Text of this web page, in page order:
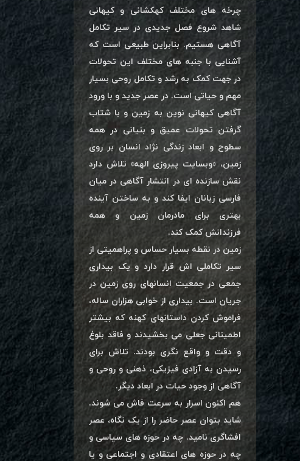
چرخه های مختلف کهکشانی و کیهانی
شاهد شروع فصل جدیدی در سیر تکامل
آگاهی هستیم. بنابراین طبیعی است که
آشنایی با جنبه های مختلف این تحولات
در جهت کمک به رشد و تکامل روحی بسیار
مهم و حیاتی است. در عصر جدید و با ورود
آگاهی کیهانی نوین به زمین و با شتاب
گرفتن تحولات عمیق و بنیانی در همه
سطوح و ابعاد زندگی نژاد انسان بر روی
زمین، «وبسایت پیروزی الهه» تلاش دارد
نقش سازنده ای در انتشار آگاهی در میان
فارسی زبانان ایفا کند و به ساختن آینده
بهتری برای مادرمان زمین و همه
فرزندانش کمک کند.
زمین در نقطه بسیار حساس و پراهمیتی از
سیر تکاملی اش قرار دارد و یک بیداری
جمعی در جمعیت انسانهای روی زمین در
جریان است. بیداری از خوابی هزاران ساله،
فراموش کردن داستانهای کهنه که بیشتر
اطمینانی جعلی می بخشیدند و فاقد بلوغ
و دقت و واقع نگری بودند. تلاش برای
رسیدن به آزادی فیزیکی، ذهنی و روحی و
آگاهی از وجود حیات در ابعاد دیگر.
هم اکنون اسرار به سرعت فاش می شوند.
شاید بتوان عصر حاضر را از یک نگاه، عصر
افشاگری نامید. چه در حوزه های سیاسی و
چه در حوزه های اعتقادی و اجتماعی و یا